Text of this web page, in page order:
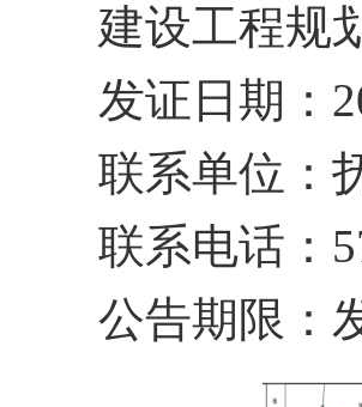
建设工程规
发证日期：
联系单位：
联系电话：
公告期限：